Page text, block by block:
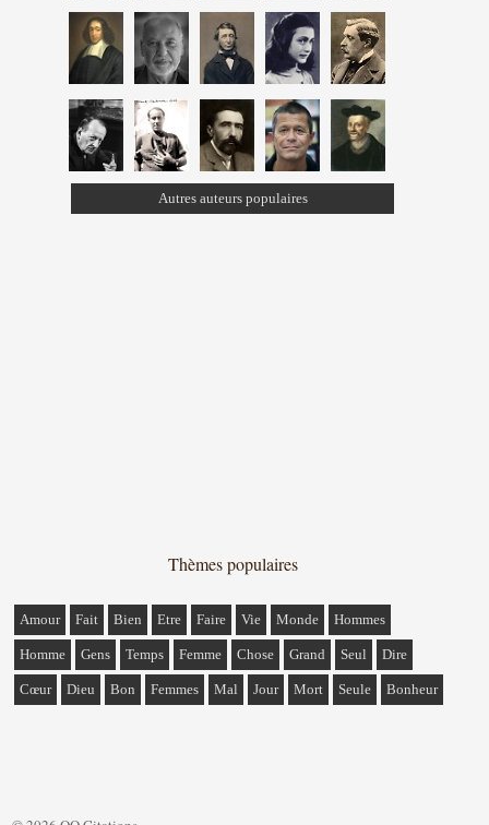
Autres auteurs populaires
Thèmes populaires
Amour Fait Bien Etre Faire Vie Monde Hommes
Homme Gens Temps Femme Chose Grand Seul Dire
Cœur Dieu Bon Femmes Mal Jour Mort Seule Bonheur